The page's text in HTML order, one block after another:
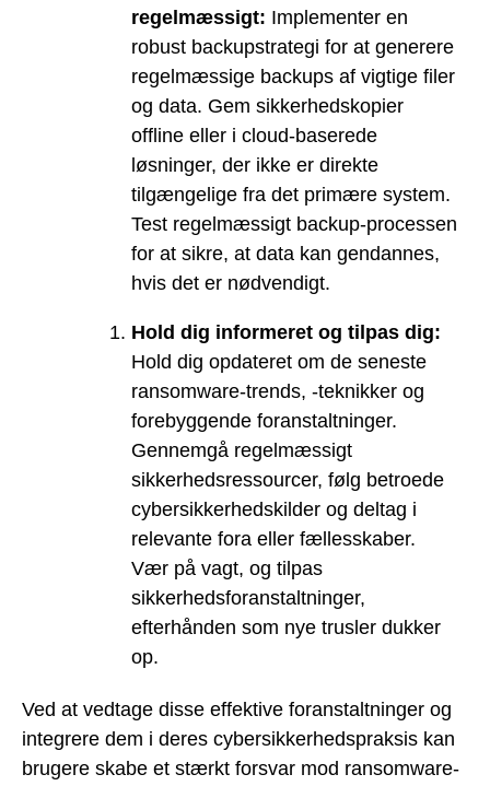
regelmæssigt: Implementer en
robust backupstrategi for at generere
regelmæssige backups af vigtige filer
og data. Gem sikkerhedskopier
offline eller i cloud-baserede
løsninger, der ikke er direkte
tilgængelige fra det primære system.
Test regelmæssigt backup-processen
for at sikre, at data kan gendannes,
hvis det er nødvendigt.
Hold dig informeret og tilpas dig:
Hold dig opdateret om de seneste
ransomware-trends, -teknikker og
forebyggende foranstaltninger.
Gennemgå regelmæssigt
sikkerhedsressourcer, følg betroede
cybersikkerhedskilder og deltag i
relevante fora eller fællesskaber.
Vær på vagt, og tilpas
sikkerhedsforanstaltninger,
efterhånden som nye trusler dukker
op.
Ved at vedtage disse effektive foranstaltninger og
integrere dem i deres cybersikkerhedspraksis kan
brugere skabe et stærkt forsvar mod ransomware-